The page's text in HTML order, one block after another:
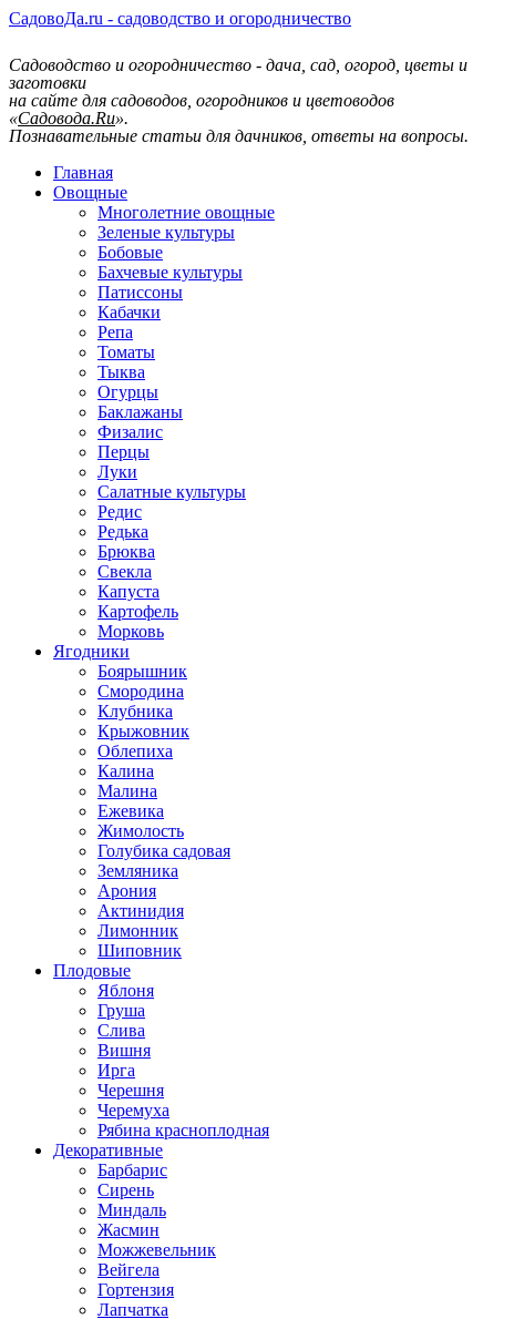
СадовоДа.ru - садоводство и огородничество
Садоводство и огородничество - дача, сад, огород, цветы и
заготовки
на сайте для садоводов, огородников и цветоводов
«Садовода.Ru».
Познавательные статьи для дачников, ответы на вопросы.
Главная
Овощные
Многолетние овощные
Зеленые культуры
Бобовые
Бахчевые культуры
Патиссоны
Кабачки
Репа
Томаты
Тыква
Огурцы
Баклажаны
Физалис
Перцы
Луки
Салатные культуры
Редис
Редька
Брюква
Свекла
Капуста
Картофель
Морковь
Ягодники
Боярышник
Смородина
Клубника
Крыжовник
Облепиха
Калина
Малина
Ежевика
Жимолость
Голубика садовая
Земляника
Арония
Актинидия
Лимонник
Шиповник
Плодовые
Яблоня
Груша
Слива
Вишня
Ирга
Черешня
Черемуха
Рябина красноплодная
Декоративные
Барбарис
Сирень
Миндаль
Жасмин
Можжевельник
Вейгела
Гортензия
Лапчатка